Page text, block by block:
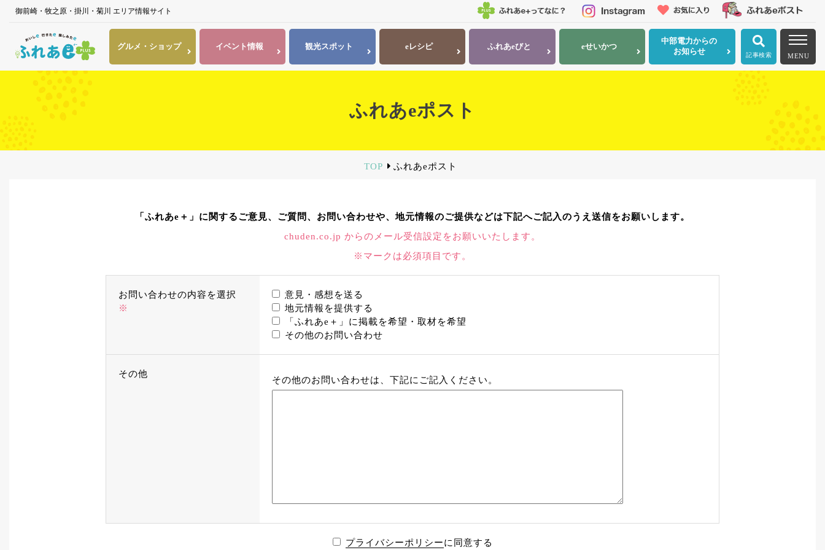
御前崎・牧之原・掛川・菊川 エリア情報サイト
グルメ・ ショップ イベント情報 観光スポット eレシピ ふれあeびと eせいかつ
中部電力からの
お知らせ
記事検索 MENU
ふれあeポスト
TOP ふれあeポスト
「ふれあe＋」に関するご意見、ご質問、お問い合わせや、地元情報のご提供などは下記へご記入のうえ送信をお願いします。
chuden.co.jp からのメール受信設定をお願いいたします。
※マークは必須項目です。
お問い合わせの内容を選択
※
意見・感想を送る
地元情報を提供する
「ふれあe＋」に掲載を希望・取材を希望
その他のお問い合わせ
その他
その他のお問い合わせは、下記にご記入ください。
プライバシーポリシーに同意する